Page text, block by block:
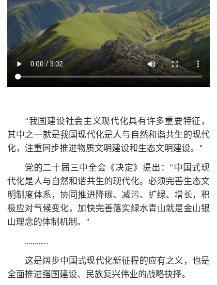
“我国建设社会主义现代化具有许多重要特征，
其中之一就是我国现代化是人与自然和谐共生的现代
化，注重同步推进物质文明建设和生态文明建设。”
党的二十届三中全会《决定》提出：“中国式现
代化是人与自然和谐共生的现代化。必须完善生态文
明制度体系，协同推进降碳、减污、扩绿、增长，积
极应对气候变化，加快完善落实绿水青山就是金山银
山理念的体制机制。”
…………
这是阔步中国式现代化新征程的应有之义，也是
全面推进强国建设、民族复兴伟业的战略抉择。